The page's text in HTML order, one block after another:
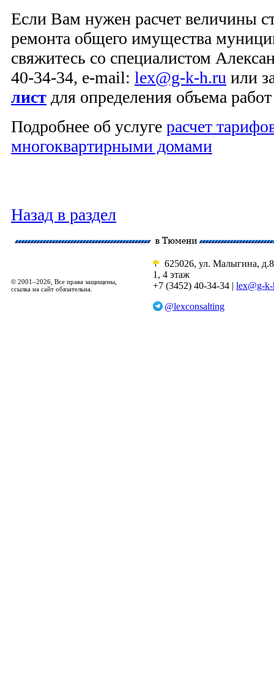
Если Вам нужен расчет величины
ремонта общего имущества
свяжитесь со специалистом
40-34-34, e-mail: lex@g-k-h.ru или
лист для определения объема
Подробнее об услуге расчет
многоквартирными домами
Назад в раздел
© 2001–2026, Все права защищены,
ссылка на сайт обязательна.
625026, ул. Малыгина,
1, 4 этаж
+7 (3452) 40-34-34 | lex@g-
@lexconsalting